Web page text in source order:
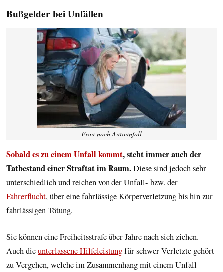
Bußgelder bei Unfällen
Frau nach Autounfall
Sobald es zu einem Unfall kommt, steht immer auch der
Tatbestand einer Straftat im Raum.Diese sind jedoch sehr
unterschiedlich und reichen von der Unfall- bzw. der
Fahrerflucht, über eine fahrlässige Körperverletzung bis hin zur
fahrlässigen Tötung.
Sie können eine Freiheitsstrafe über Jahre nach sich ziehen.
Auch dieunterlassene Hilfeleistungfür schwer Verletzte gehört
zu Vergehen, welche im Zusammenhang mit einem Unfall